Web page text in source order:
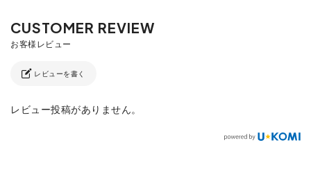
レビューを書く
レビュー投稿がありません。